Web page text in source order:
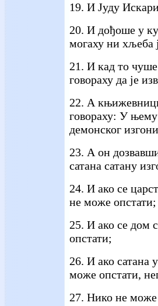
19. И Јуду
20. И дођоше у
могаху ни хљеба
21. И кад то
говораху да је
22. А
говораху: У њему
демонског
23. А он
сатана сатану
24. И ако се
не може опстати;
25. И ако се дом
опстати;
26. И ако сатана
може опстати,
27. Нико не може